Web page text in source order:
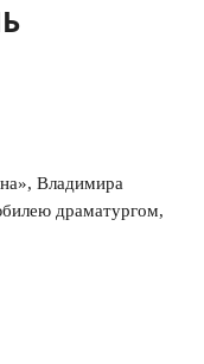
Владимира
драматургом,